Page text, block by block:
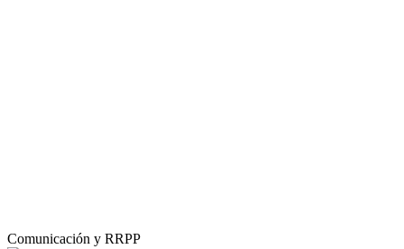
Comunicación y RRPP